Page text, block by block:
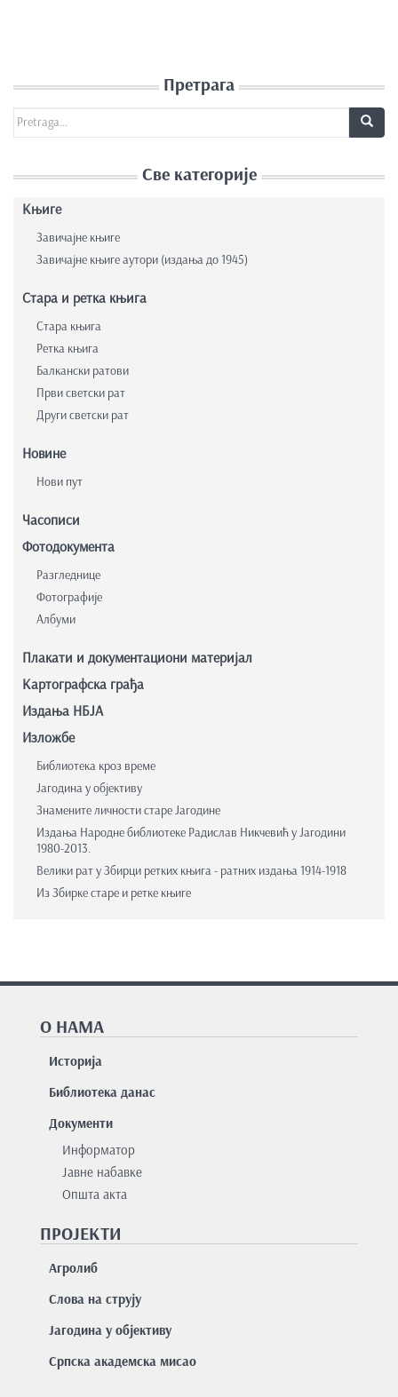
Претрага
Search for:
Све категорије
Књиге
Завичајне књиге
Завичајне књиге аутори (издања до 1945)
Стара и ретка књига
Стара књига
Ретка књига
Балкански ратови
Први светски рат
Други светски рат
Новине
Нови пут
Часописи
Фотодокумента
Разгледнице
Фотографије
Албуми
Плакати и документациони материјал
Картографска грађа
Издања НБЈА
Изложбе
Библиотека кроз време
Јагодина у објективу
Знамените личности старе Јагодине
Издања Народне библиотеке Радислав Никчевић у Јагодини
1980-2013.
Велики рат у Збирци ретких књига - ратних издања 1914-1918
Из Збирке старе и ретке књиге
О НАМА
Историја
Библиотека данас
Документи
Информатор
Јавне набавке
Општа акта
ПРОЈЕКТИ
Агролиб
Слова на струју
Јагодина у објективу
Српска академска мисао